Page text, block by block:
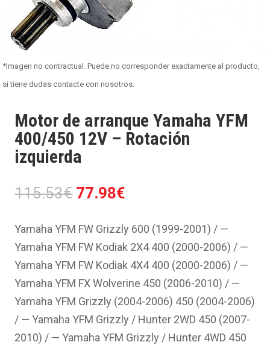
*Imagen no contractual. Puede no corresponder exactamente al producto,
si tiene dudas contacte con nosotros.
Motor de arranque Yamaha YFM
400/450 12V – Rotación
izquierda
115.53€ El
original
era:
115.53€.
77.98€
actual
es:
77.98€.
Yamaha YFM FW Grizzly 600 (1999-2001) / —
Yamaha YFM FW Kodiak 2X4 400 (2000-2006) / —
Yamaha YFM FW Kodiak 4X4 400 (2000-2006) / —
Yamaha YFM FX Wolverine 450 (2006-2010) / —
Yamaha YFM Grizzly (2004-2006) 450 (2004-2006)
/ — Yamaha YFM Grizzly / Hunter 2WD 450 (2007-
2010) / — Yamaha YFM Grizzly / Hunter 4WD 450